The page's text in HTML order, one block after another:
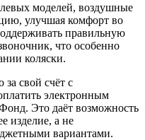
моделей, воздушные
улучшая комфорт во
правильную
что особенно
коляски.
свой счёт с
электронным
Это даёт возможность
изделие, а не
вариантами.